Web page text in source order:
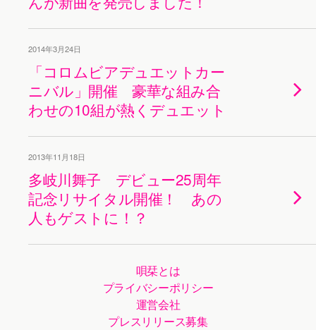
2014年3月24日
「コロムビアデュエットカー
ニバル」開催 豪華な組み合
わせの10組が熱くデュエット
2013年11月18日
多岐川舞子 デビュー25周年
記念リサイタル開催！ あの
人もゲストに！？
唄栞とは
プライバシーポリシー
運営会社
プレスリリース募集